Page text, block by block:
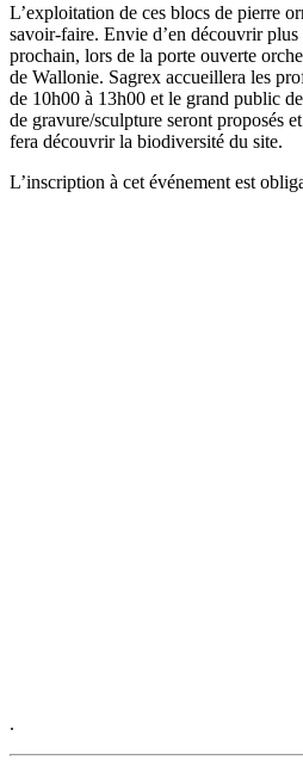
L’exploitation de ces blocs de pierre
savoir-faire. Envie d’en découvrir
prochain, lors de la porte ouverte
de Wallonie. Sagrex accueillera les
de 10h00 à 13h00 et le grand public
de gravure/sculpture seront proposés
fera découvrir la biodiversité du site.
L’inscription à cet événement est
.